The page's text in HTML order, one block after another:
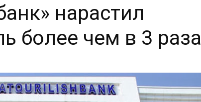
нарастил
более чем в 3 раза